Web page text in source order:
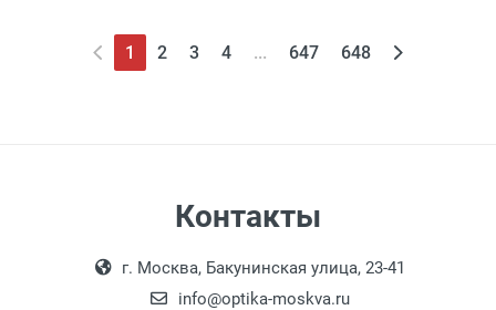
1 2 3 4 ... 647 648
Контакты
г. Москва, Бакунинская улица, 23-41
info@optika-moskva.ru